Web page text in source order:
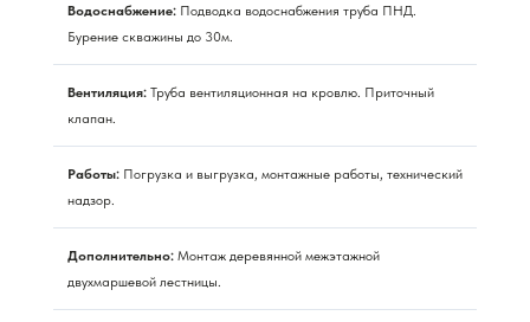
Водоснабжение: Подводка водоснабжения труба ПНД.
Бурение скважины до 30м.
Вентиляция: Труба вентиляционная на кровлю. Приточный
клапан.
Работы: Погрузка и выгрузка, монтажные работы, технический
надзор.
Дополнительно: Монтаж деревянной межэтажной
двухмаршевой лестницы.